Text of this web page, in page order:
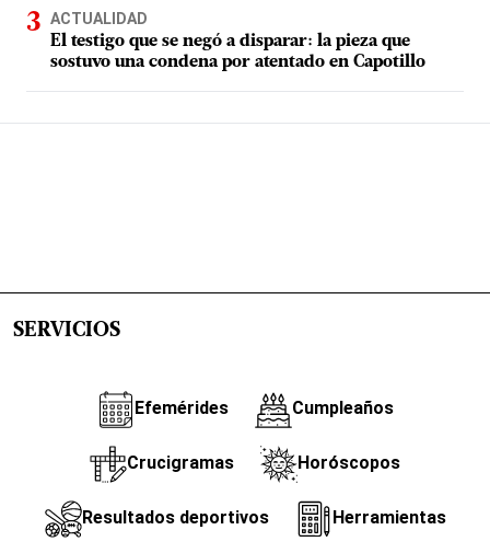
ACTUALIDAD
El testigo que se negó a disparar: la pieza que
sostuvo una condena por atentado en Capotillo
SERVICIOS
Efemérides Cumpleaños
Crucigramas Horóscopos
Resultados deportivos Herramientas